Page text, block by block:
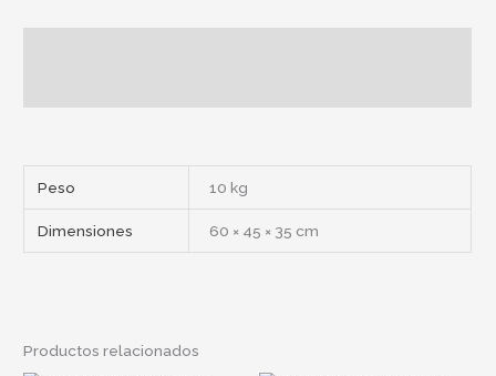
Peso 10 kg
Dimensiones 60 × 45 × 35 cm
Productos relacionados